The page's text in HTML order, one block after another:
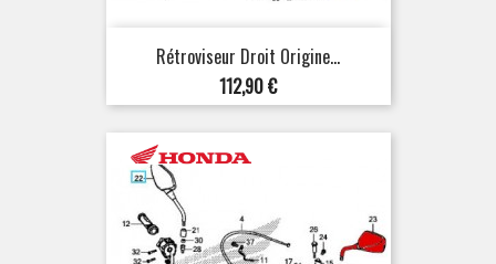
Rétroviseur Droit Origine...
Prix
112,90 €